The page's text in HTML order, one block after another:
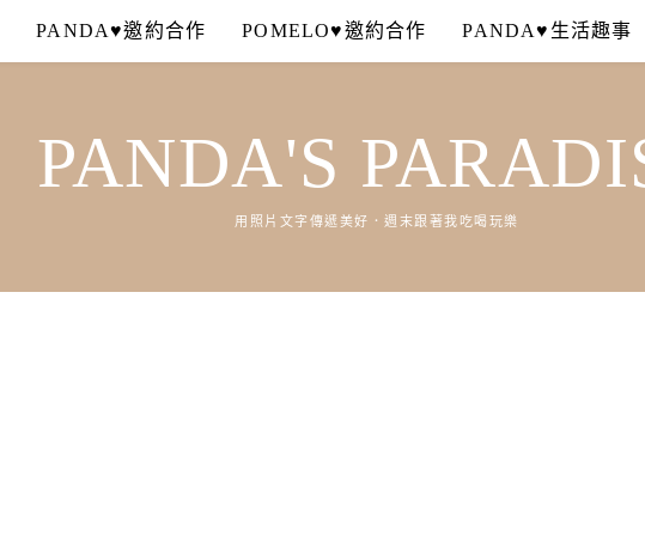
PANDA♥邀約合作 POMELO♥邀約合作 PANDA♥生活趣事
PANDA'S
用照片文字傳遞美好．週末跟著我吃喝玩樂